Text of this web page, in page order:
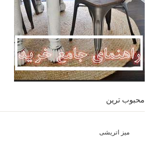
محبوب ترین
میز اتریشی